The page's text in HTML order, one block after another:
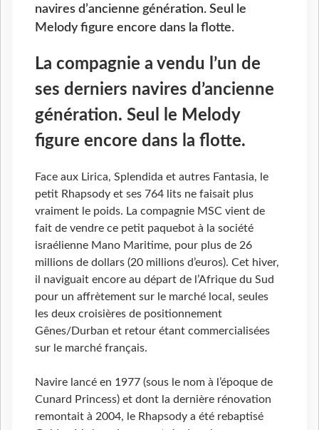
navires d’ancienne génération. Seul le
Melody figure encore dans la flotte.
La compagnie a vendu l’un de
ses derniers navires d’ancienne
génération. Seul le Melody
figure encore dans la flotte.
Face aux Lirica, Splendida et autres Fantasia, le
petit Rhapsody et ses 764 lits ne faisait plus
vraiment le poids. La compagnie MSC vient de
fait de vendre ce petit paquebot à la société
israélienne Mano Maritime, pour plus de 26
millions de dollars (20 millions d’euros). Cet hiver,
il naviguait encore au départ de l’Afrique du Sud
pour un affrètement sur le marché local, seules
les deux croisières de positionnement
Gênes/Durban et retour étant commercialisées
sur le marché français.
Navire lancé en 1977 (sous le nom à l’époque de
Cunard Princess) et dont la dernière rénovation
remontait à 2004, le Rhapsody a été rebaptisé